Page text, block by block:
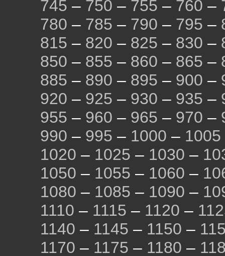
745 – 750 – 755 – 760 –
780 – 785 – 790 – 795 –
815 – 820 – 825 – 830 –
850 – 855 – 860 – 865 –
885 – 890 – 895 – 900 –
920 – 925 – 930 – 935 –
955 – 960 – 965 – 970 –
990 – 995 – 1000 – 1005
1020 – 1025 – 1030 –
1050 – 1055 – 1060 –
1080 – 1085 – 1090 –
1110 – 1115 – 1120 –
1140 – 1145 – 1150 –
1170 – 1175 – 1180 –